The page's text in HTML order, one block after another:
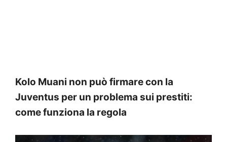
Kolo Muani non può firmare con la
Juventus per un problema sui prestiti:
come funziona la regola